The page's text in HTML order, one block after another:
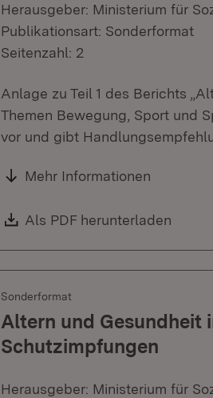
Herausgeber: Ministerium für
Publikationsart: Sonderformat
Seitenzahl: 2
Anlage zu Teil 1 des Berichts
Themen Bewegung, Sport und
vor und gibt
Mehr Informationen
Download:
Als PDF herunterladen
Sonderformat
Altern und Gesundheit
Schutzimpfungen
Herausgeber: Ministerium für